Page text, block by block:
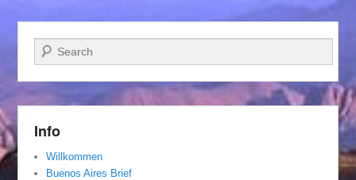
Suchen
Info
Willkommen
Buenos Aires Brief